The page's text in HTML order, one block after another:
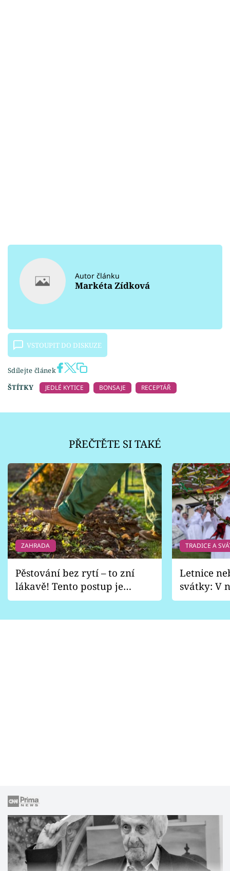
Autor článku
Markéta Zídková
VSTOUPIT DO DISKUZE
Sdílejte článek
ŠTÍTKY
JEDLÉ KYTICE BONSAJE RECEPTÁŘ
PŘEČTĚTE SI TAKÉ
ZAHRADA
Pěstování bez rytí – to zní
lákavě! Tento postup je
vhodný jen pro některé
TRADICE A
Letnice
svátky: V
pondělí